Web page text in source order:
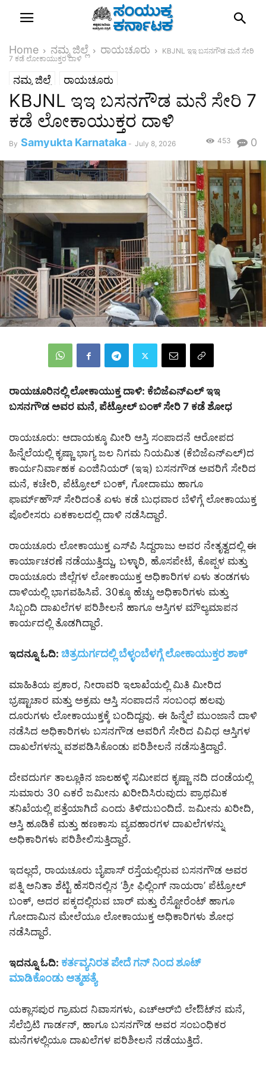
Home ನಮ್ಮ ಜಿಲ್ಲೆ ರಾಯಚೂರು
KBJNL ಇಇ ಬಸನಗೌಡ ಮನೆ ಸೇರಿ
7 ಕಡೆ ಲೋಕಾಯುಕ್ತರ ದಾಳಿ
ನಮ್ಮ ಜಿಲ್ಲೆ ರಾಯಚೂರು
KBJNL ಇಇ ಬಸನಗೌಡ ಮನೆ ಸೇರಿ 7
ಕಡೆ ಲೋಕಾಯುಕ್ತರ ದಾಳಿ
By Samyukta Karnataka - July 8, 2026 0
453
ರಾಯಚೂರಿನಲ್ಲಿ ಲೋಕಾಯುಕ್ತ ದಾಳಿ: ಕೆಬಿಜೆಎನ್‌ಎಲ್ ಇಇ
ಬಸನಗೌಡ ಅವರ ಮನೆ, ಪೆಟ್ರೋಲ್ ಬಂಕ್ ಸೇರಿ 7 ಕಡೆ ಶೋಧ
ರಾಯಚೂರು: ಆದಾಯಕ್ಕೂ ಮೀರಿ ಆಸ್ತಿ ಸಂಪಾದನೆ ಆರೋಪದ
ಹಿನ್ನೆಲೆಯಲ್ಲಿ ಕೃಷ್ಣಾ ಭಾಗ್ಯ ಜಲ ನಿಗಮ ನಿಯಮಿತ (ಕೆಬಿಜೆಎನ್‌ಎಲ್)ದ
ಕಾರ್ಯನಿರ್ವಾಹಕ ಎಂಜಿನಿಯರ್ (ಇಇ) ಬಸನಗೌಡ ಅವರಿಗೆ ಸೇರಿದ
ಮನೆ, ಕಚೇರಿ, ಪೆಟ್ರೋಲ್ ಬಂಕ್, ಗೋದಾಮು ಹಾಗೂ
ಫಾರ್ಮ್‌ಹೌಸ್ ಸೇರಿದಂತೆ ಏಳು ಕಡೆ ಬುಧವಾರ ಬೆಳಿಗ್ಗೆ ಲೋಕಾಯುಕ್ತ
ಪೊಲೀಸರು ಏಕಕಾಲದಲ್ಲಿ ದಾಳಿ ನಡೆಸಿದ್ದಾರೆ.
ರಾಯಚೂರು ಲೋಕಾಯುಕ್ತ ಎಸ್‌ಪಿ ಸಿದ್ದರಾಜು ಅವರ ನೇತೃತ್ವದಲ್ಲಿ ಈ
ಕಾರ್ಯಾಚರಣೆ ನಡೆಯುತ್ತಿದ್ದು, ಬಳ್ಳಾರಿ, ಹೊಸಪೇಟೆ, ಕೊಪ್ಪಳ ಮತ್ತು
ರಾಯಚೂರು ಜಿಲ್ಲೆಗಳ ಲೋಕಾಯುಕ್ತ ಅಧಿಕಾರಿಗಳ ಏಳು ತಂಡಗಳು
ದಾಳಿಯಲ್ಲಿ ಭಾಗವಹಿಸಿವೆ. 30ಕ್ಕೂ ಹೆಚ್ಚು ಅಧಿಕಾರಿಗಳು ಮತ್ತು
ಸಿಬ್ಬಂದಿ ದಾಖಲೆಗಳ ಪರಿಶೀಲನೆ ಹಾಗೂ ಆಸ್ತಿಗಳ ಮೌಲ್ಯಮಾಪನ
ಕಾರ್ಯದಲ್ಲಿ ತೊಡಗಿದ್ದಾರೆ.
ಇದನ್ನೂ ಓದಿ: ಚಿತ್ರದುರ್ಗದಲ್ಲಿ ಬೆಳ್ಳಂಬೆಳಗ್ಗೆ ಲೋಕಾಯುಕ್ತರ ಶಾಕ್
ಮಾಹಿತಿಯ ಪ್ರಕಾರ, ನೀರಾವರಿ ಇಲಾಖೆಯಲ್ಲಿ ಮಿತಿ ಮೀರಿದ
ಭ್ರಷ್ಟಾಚಾರ ಮತ್ತು ಅಕ್ರಮ ಆಸ್ತಿ ಸಂಪಾದನೆ ಸಂಬಂಧ ಹಲವು
ದೂರುಗಳು ಲೋಕಾಯುಕ್ತಕ್ಕೆ ಬಂದಿದ್ದವು. ಈ ಹಿನ್ನೆಲೆ ಮುಂಜಾನೆ ದಾಳಿ
ನಡೆಸಿದ ಅಧಿಕಾರಿಗಳು ಬಸನಗೌಡ ಅವರಿಗೆ ಸೇರಿದ ವಿವಿಧ ಆಸ್ತಿಗಳ
ದಾಖಲೆಗಳನ್ನು ವಶಪಡಿಸಿಕೊಂಡು ಪರಿಶೀಲನೆ ನಡೆಸುತ್ತಿದ್ದಾರೆ.
ದೇವದುರ್ಗ ತಾಲ್ಲೂಕಿನ ಜಾಲಹಳ್ಳಿ ಸಮೀಪದ ಕೃಷ್ಣಾ ನದಿ ದಂಡೆಯಲ್ಲಿ
ಸುಮಾರು 30 ಎಕರೆ ಜಮೀನು ಖರೀದಿಸಿರುವುದು ಪ್ರಾಥಮಿಕ
ತನಿಖೆಯಲ್ಲಿ ಪತ್ತೆಯಾಗಿದೆ ಎಂದು ತಿಳಿದುಬಂದಿದೆ. ಜಮೀನು ಖರೀದಿ,
ಆಸ್ತಿ ಹೂಡಿಕೆ ಮತ್ತು ಹಣಕಾಸು ವ್ಯವಹಾರಗಳ ದಾಖಲೆಗಳನ್ನು
ಅಧಿಕಾರಿಗಳು ಪರಿಶೀಲಿಸುತ್ತಿದ್ದಾರೆ.
ಇದಲ್ಲದೆ, ರಾಯಚೂರು ಬೈಪಾಸ್ ರಸ್ತೆಯಲ್ಲಿರುವ ಬಸನಗೌಡ ಅವರ
ಪತ್ನಿ ಅನಿತಾ ಶೆಟ್ಟಿ ಹೆಸರಿನಲ್ಲಿನ ‘ಶ್ರೀ ಫಿಲ್ಲಿಂಗ್ ನಾಯರಾ’ ಪೆಟ್ರೋಲ್
ಬಂಕ್, ಅದರ ಪಕ್ಕದಲ್ಲಿರುವ ಬಾರ್ ಮತ್ತು ರೆಸ್ಟೋರೆಂಟ್ ಹಾಗೂ
ಗೋದಾಮಿನ ಮೇಲೆಯೂ ಲೋಕಾಯುಕ್ತ ಅಧಿಕಾರಿಗಳು ಶೋಧ
ನಡೆಸಿದ್ದಾರೆ.
ಇದನ್ನೂ ಓದಿ: ಕರ್ತವ್ಯನಿರತ ಪೇದೆ ಗನ್ ನಿಂದ ಶೂಟ್
ಮಾಡಿಕೊಂಡು ಆತ್ಮಹತ್ಯೆ
ಯಕ್ಲಾಸಪುರ ಗ್ರಾಮದ ನಿವಾಸಗಳು, ಎಚ್‌ಆರ್‌ಬಿ ಲೇಔಟ್‌ನ ಮನೆ,
ಸೆಲೆಬ್ರಿಟಿ ಗಾರ್ಡನ್, ಹಾಗೂ ಬಸನಗೌಡ ಅವರ ಸಂಬಂಧಿಕರ
ಮನೆಗಳಲ್ಲಿಯೂ ದಾಖಲೆಗಳ ಪರಿಶೀಲನೆ ನಡೆಯುತ್ತಿದೆ.